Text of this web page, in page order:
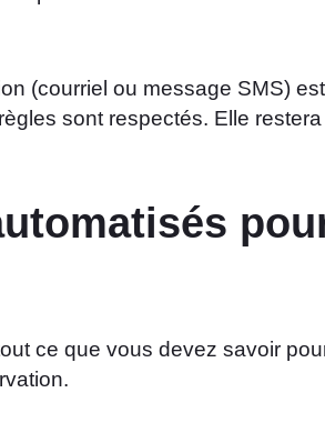
(courriel ou message SMS) est
sont respectés. Elle restera
ce que vous devez savoir